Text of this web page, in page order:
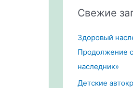
Свежие
Здоровый
Продолжение
наследник»
Детские